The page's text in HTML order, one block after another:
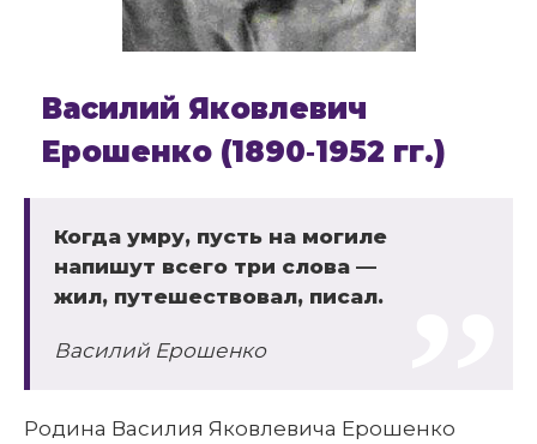
Василий Яковлевич
Ерошенко (1890‑1952 гг.)
Когда умру, пусть на могиле
напишут всего три слова —
жил, путешествовал, писал.
Василий Ерошенко
Родина Василия Яковлевича Ерошенко